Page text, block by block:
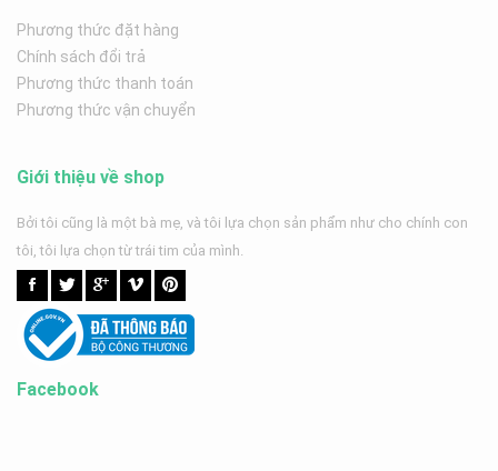
Phương thức đặt hàng
Chính sách đổi trả
Phương thức thanh toán
Phương thức vận chuyển
Giới thiệu về shop
Bởi tôi cũng là một bà mẹ, và tôi lựa chọn sản phẩm như cho chính con
tôi, tôi lựa chọn từ trái tim của mình.
Facebook